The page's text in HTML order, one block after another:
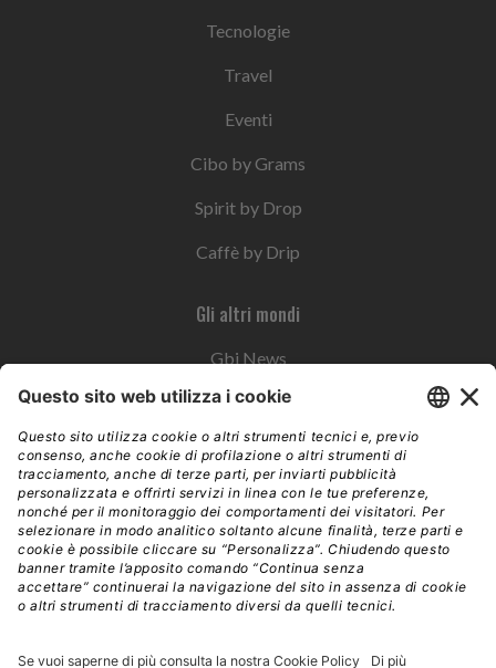
Tecnologie
Travel
Eventi
Cibo by Grams
Spirit by Drop
Caffè by Drip
Gli altri mondi
Gbi News
Instoremag
Esplora il gruppo
Edra Edizioni
Edizioni LSWR
LSWR Group